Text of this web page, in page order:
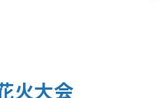
火大会